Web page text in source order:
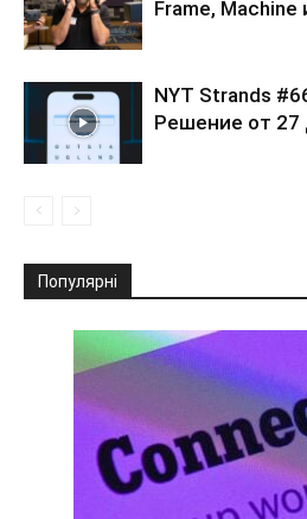
Frame, Machine
NYT Strands
Решение от 27
Популярні